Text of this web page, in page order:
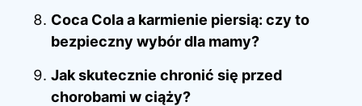
Coca Cola a karmienie piersią: czy to
bezpieczny wybór dla mamy?
Jak skutecznie chronić się przed
chorobami w ciąży?